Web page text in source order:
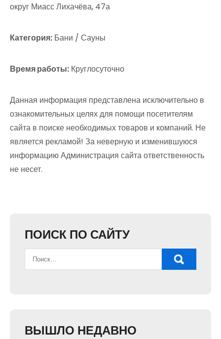
округ Миасс Лихачёва, 47а
Категория: Бани / Сауны
Время работы: Круглосуточно
Данная информация представлена исключительно в
ознакомительных целях для помощи посетителям
сайта в поиске необходимых товаров и компаний. Не
является рекламой! За неверную и изменившуюся
информацию Администрация сайта ответственность
не несет.
ПОИСК ПО САЙТУ
ВЫШЛО НЕДАВНО